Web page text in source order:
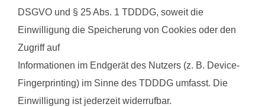
DSGVO und § 25 Abs. 1 TDDDG, soweit die
Einwilligung die Speicherung von Cookies oder den
Zugriff auf
Informationen im Endgerät des Nutzers (z. B. Device-
Fingerprinting) im Sinne des TDDDG umfasst. Die
Einwilligung ist jederzeit widerrufbar.